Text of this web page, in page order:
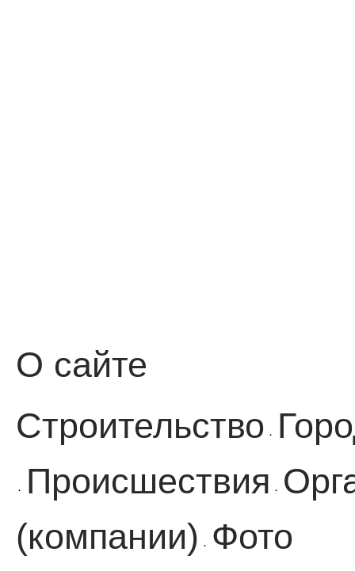
О сайте
Строительство ·
· Происшествия ·
(компании)
·
Фото